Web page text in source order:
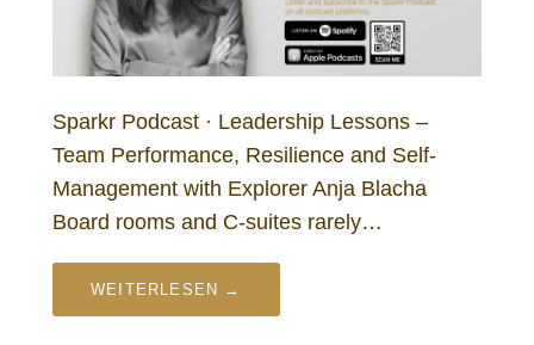
Sparkr Podcast · Leadership Lessons –
Team Performance, Resilience and Self-
Management with Explorer Anja Blacha
Board rooms and C-suites rarely…
WEITERLESEN →